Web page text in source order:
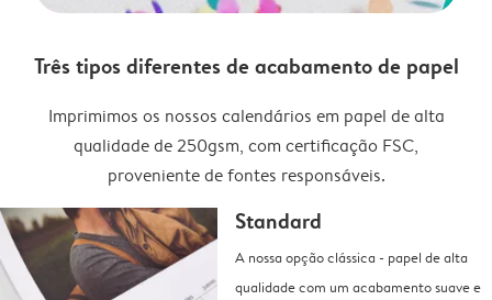
Três tipos diferentes de acabamento de papel
Imprimimos os nossos calendários em papel de alta
qualidade de 250gsm, com certificação FSC,
proveniente de fontes responsáveis.
Standard
A nossa opção clássica - papel de alta
qualidade com um acabamento suave e